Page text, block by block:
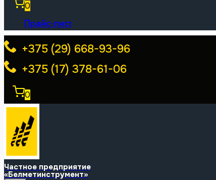
0
Прайс-лист
+375 (29) 668-93-96
+375 (17) 378-61-06
0
Частное предприятие
«Белметинструмент»